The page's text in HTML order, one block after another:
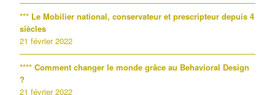
*** Le Mobilier national, conservateur et prescripteur depuis 4
siècles
21 février 2022
**** Comment changer le monde grâce au Behavioral Design
?
21 février 2022